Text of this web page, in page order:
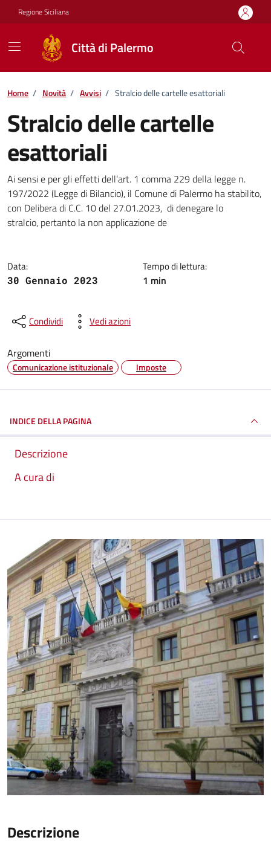
Vai ai contenuti
Vai al footer
Regione Siciliana
Città di Palermo
Home / Novità / Avvisi / Stralcio delle cartelle esattoriali
Stralcio delle cartelle
esattoriali
Dettagli della notizia
Ai sensi e per gli effetti dell’art. 1 comma 229 della legge n.
197/2022 (Legge di Bilancio), il Comune di Palermo ha stabilito,
con Delibera di C.C. 10 del 27.01.2023, di denegare lo
stralcio, pertanto la non applicazione de
Data:
30 Gennaio 2023
Tempo di lettura:
1 min
Condividi Vedi azioni
Argomenti
Comunicazione istituzionale Imposte
INDICE DELLA PAGINA
Descrizione
A cura di
Descrizione